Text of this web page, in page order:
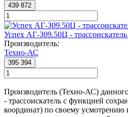
439 872
Успех АГ-309.50Ц -
Производитель:
Техно-АС
395 394
Производитель (Техно-АС)
- трассоискатель с функцией
координат) по своему усмотрению